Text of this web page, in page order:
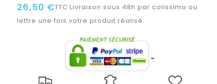
26,50 €TTC Livraison sous 48h par colissimo ou
lettre une fois votre produit réalisé.